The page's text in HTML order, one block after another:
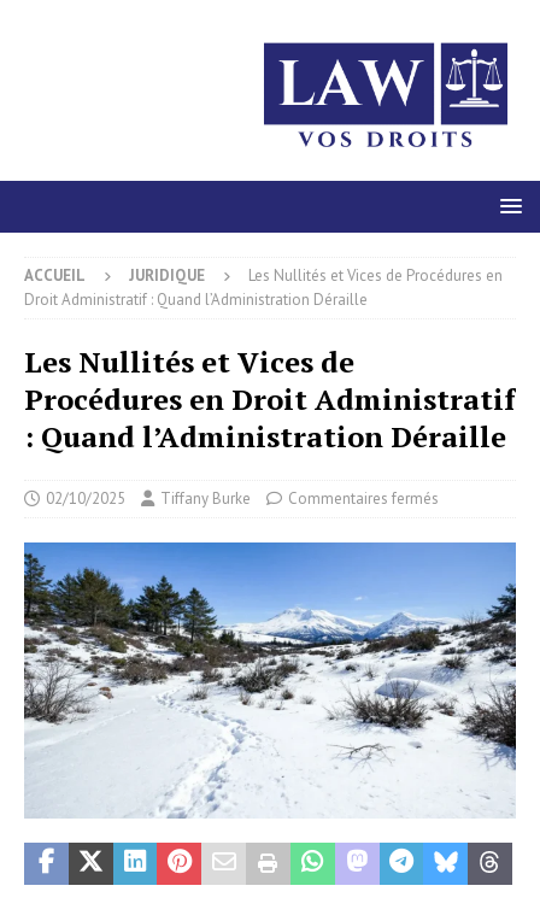
ACCUEIL JURIDIQUE
Les Nullités et Vices de Procédures en
Droit Administratif : Quand l’Administration Déraille
Les Nullités et Vices de
Procédures en Droit Administratif
: Quand l’Administration Déraille
02/10/2025 Tiffany Burke Commentaires fermés